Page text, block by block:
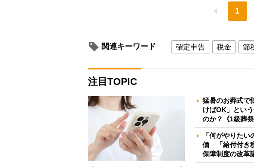
1
関連キーワード 確定申告 税金 節
注目TOPIC
猛暑のお葬式で
けばOK」とい
のか？《1級葬
「何がやりた
価 「給付付き
保障制度の改革